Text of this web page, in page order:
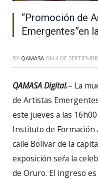
“Promoción de
Emergentes”en
BY QAMASA ON 4 DE
QAMASA Digital.– La
de Artistas
este jueves a las
Instituto de Formación
calle Bolívar de la
exposición seŕa la
de Oruro. El ingreso